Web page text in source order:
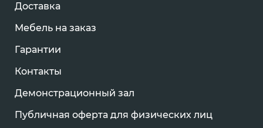
Доставка
Мебель на заказ
Гарантии
Контакты
Демонстрационный зал
Публичная оферта для физических лиц